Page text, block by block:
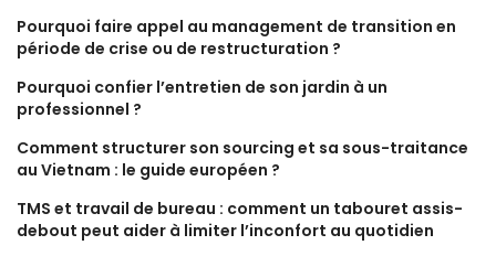
Pourquoi faire appel au management de transition en
période de crise ou de restructuration ?
Pourquoi confier l’entretien de son jardin à un
professionnel ?
Comment structurer son sourcing et sa sous-traitance
au Vietnam : le guide européen ?
TMS et travail de bureau : comment un tabouret assis-
debout peut aider à limiter l’inconfort au quotidien